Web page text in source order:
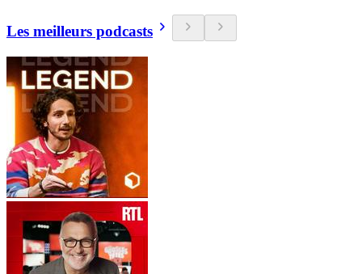
Les meilleurs podcasts